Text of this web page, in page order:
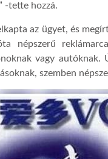
-tette hozzá.
az ügyet, és
népszerű
vagy autóknak.
szemben